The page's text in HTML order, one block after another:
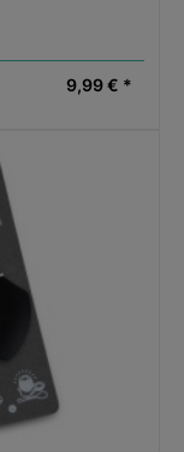
9,99 € *